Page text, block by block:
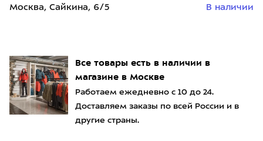
Все товары есть в наличии в
магазине в Москве
Работаем ежедневно с 10 до 24.
Доставляем заказы по всей России и в
другие страны.
Москва, Сайкина, 6/5
В наличии